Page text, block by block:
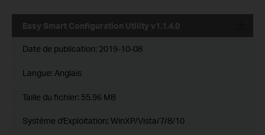
Easy Smart Configuration Utility v1.1.4.0
Date de publication: 2019-10-08
Langue: Anglais
Taille du fichier: 55.96 MB
Système d'Exploitation: WinXP/Vista/7/8/10